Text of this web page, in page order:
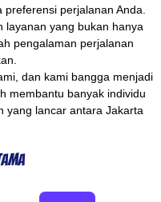
perjalanan Anda.
layanan yang bukan hanya
pengalaman perjalanan
dan kami bangga menjadi
membantu banyak individu
yang lancar antara Jakarta